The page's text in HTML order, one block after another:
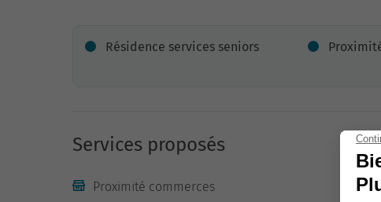
Résidence services seniors
Services proposés
Proximité commerces